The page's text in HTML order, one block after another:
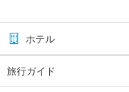
ホテル
旅行ガイド